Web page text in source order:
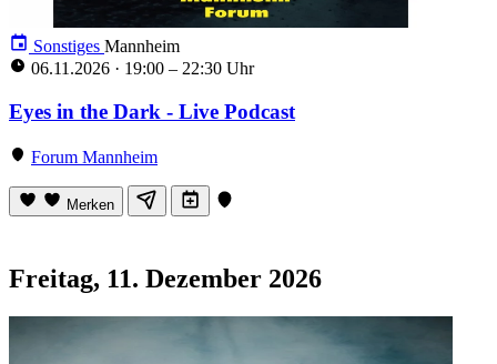
Sonstiges Mannheim
06.11.2026 · 19:00 – 22:30 Uhr
Eyes in the Dark - Live Podcast
Forum Mannheim
Merken
Freitag, 11. Dezember 2026